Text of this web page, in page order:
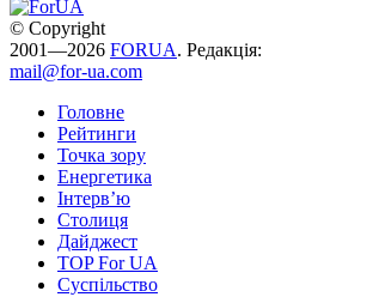
© Copyright
2001—2026 FORUA. Редакція:
mail@for-ua.com
Головне
Рейтинги
Точка зору
Енергетика
Інтерв’ю
Столиця
Дайджест
TOP For UA
Суспiльство